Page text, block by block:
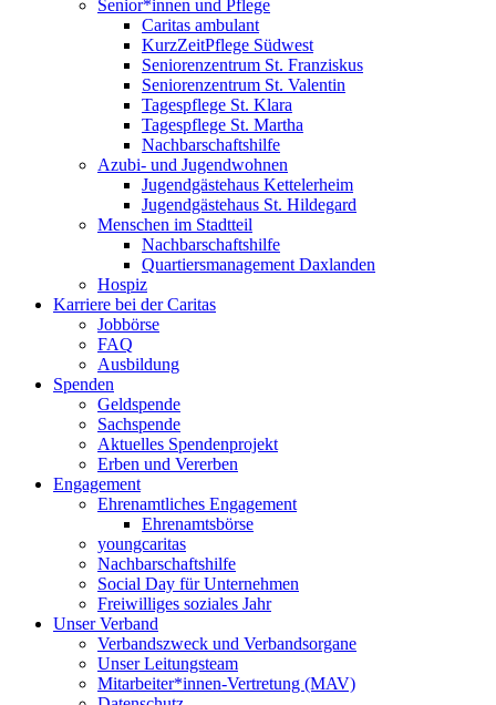
Senior*innen und Pflege
Caritas ambulant
KurzZeitPflege Südwest
Seniorenzentrum St. Franziskus
Seniorenzentrum St. Valentin
Tagespflege St. Klara
Tagespflege St. Martha
Nachbarschaftshilfe
Azubi- und Jugendwohnen
Jugendgästehaus Kettelerheim
Jugendgästehaus St. Hildegard
Menschen im Stadtteil
Nachbarschaftshilfe
Quartiersmanagement Daxlanden
Hospiz
Karriere bei der Caritas
Jobbörse
FAQ
Ausbildung
Spenden
Geldspende
Sachspende
Aktuelles Spendenprojekt
Erben und Vererben
Engagement
Ehrenamtliches Engagement
Ehrenamtsbörse
youngcaritas
Nachbarschaftshilfe
Social Day für Unternehmen
Freiwilliges soziales Jahr
Unser Verband
Verbandszweck und Verbandsorgane
Unser Leitungsteam
Mitarbeiter*innen-Vertretung (MAV)